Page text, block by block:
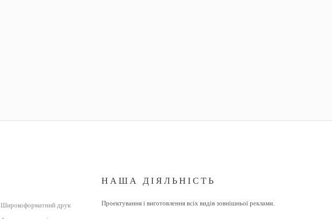
Широкоформатний друк
НАША ДІЯЛЬНІСТЬ
Проектування і виготовлення всіх видів зовнішньої реклами.